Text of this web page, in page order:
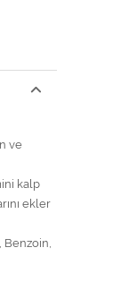
ve
kalp
ekler
Benzoin,